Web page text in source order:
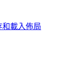
和載入佈局